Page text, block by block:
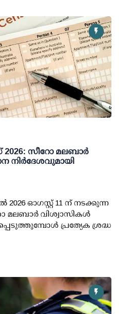
സീറോ മലബാർ
നിർദേശവുമായി
ഓഗസ്റ്റ് 11 ന് നടക്കുന്ന
മലബാർ വിശ്വാസികൾ
പ്രത്യേക ശ്രദ്ധ